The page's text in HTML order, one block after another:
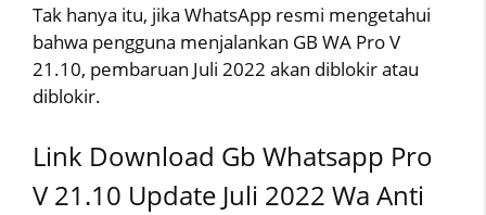
Tak hanya itu, jika WhatsApp resmi mengetahui
bahwa pengguna menjalankan GB WA Pro V
21.10, pembaruan Juli 2022 akan diblokir atau
diblokir.
Link Download Gb Whatsapp Pro
V 21.10 Update Juli 2022 Wa Anti